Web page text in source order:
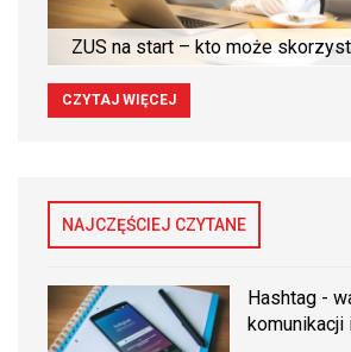
ZUS na start – kto może
CZYTAJ WIĘCEJ
NAJCZĘŚCIEJ CZYTANE
Hashtag -